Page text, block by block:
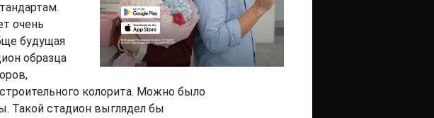
очень
будущая
образца
колорита. Можно было
Такой стадион выглядел бы